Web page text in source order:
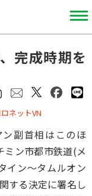
完成時期を
ネットVN
副首相はこのほ
ミン市都市鉄道(メ
イン～タムルオン
する決定に署名し